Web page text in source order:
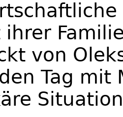
von
Tag